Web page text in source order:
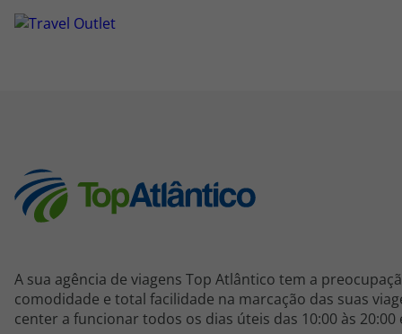
A sua agência de viagens Top Atlântico tem a
comodidade e total facilidade na marcação das suas
center a funcionar todos os dias úteis das 10:00 às 20:00